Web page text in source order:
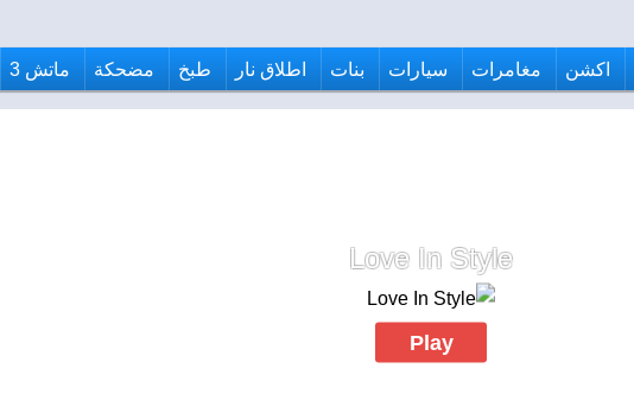
اكشن مغامرات سيارات بنات اطلاق نار طبخ مضحكة ماتش 3
Love In Style
Play